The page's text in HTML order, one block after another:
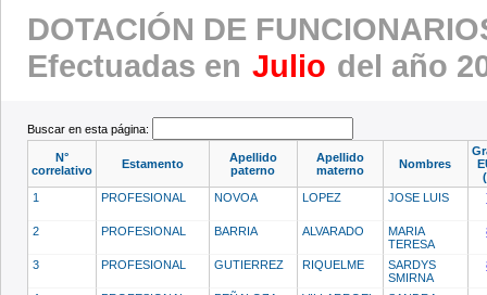
DOTACIÓN DE
Efectuadas en Julio del año
Buscar en esta página:
N°
correlativo
Estamento
Apellido
paterno
Apellido
materno
Nombres
1
PROFESIONAL NOVOA LOPEZ JOSE LUIS
2 PROFESIONAL BARRIA ALVARADO
MARIA
TERESA
3 PROFESIONAL GUTIERREZ RIQUELME
SARDYS
SMIRNA